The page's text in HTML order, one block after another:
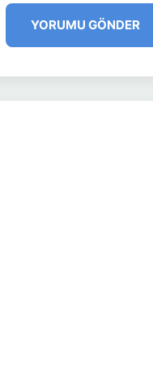
YORUMU GÖNDER